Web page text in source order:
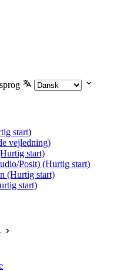
start)
vejledning)
start)
Posit) (Hurtig start)
(Hurtig start)
start)